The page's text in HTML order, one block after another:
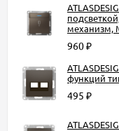
механизм,
960₽
функций
495 ₽